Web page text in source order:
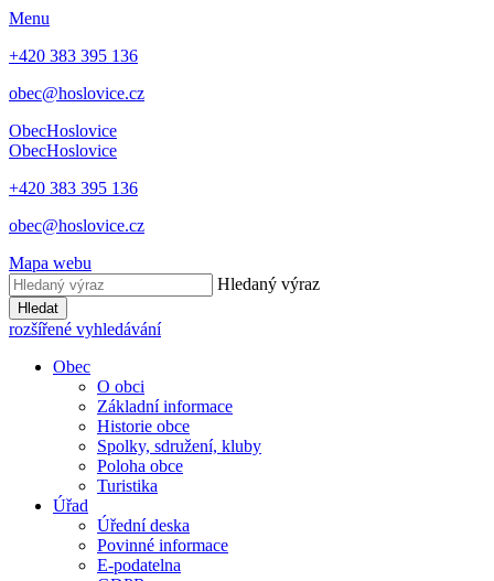
Menu
+420 383 395 136
obec@hoslovice.cz
ObecHoslovice
ObecHoslovice
+420 383 395 136
obec@hoslovice.cz
Mapa webu
Hledaný výraz
Hledat
rozšířené vyhledávání
Obec
O obci
Základní informace
Historie obce
Spolky, sdružení, kluby
Poloha obce
Turistika
Úřad
Úřední deska
Povinné informace
E-podatelna